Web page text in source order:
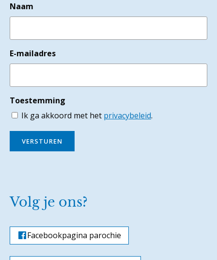
Naam
E-mailadres
Toestemming
Ik ga akkoord met het privacybeleid.
VERSTUREN
Volg je ons?
Facebookpagina parochie